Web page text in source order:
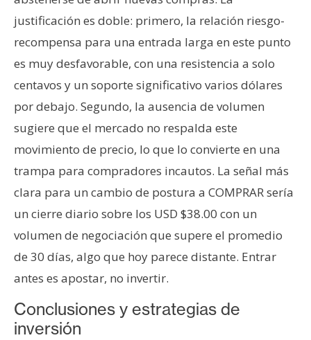
justificación es doble: primero, la relación riesgo-
recompensa para una entrada larga en este punto
es muy desfavorable, con una resistencia a solo
centavos y un soporte significativo varios dólares
por debajo. Segundo, la ausencia de volumen
sugiere que el mercado no respalda este
movimiento de precio, lo que lo convierte en una
trampa para compradores incautos. La señal más
clara para un cambio de postura a COMPRAR sería
un cierre diario sobre los USD $38.00 con un
volumen de negociación que supere el promedio
de 30 días, algo que hoy parece distante. Entrar
antes es apostar, no invertir.
Conclusiones y estrategias de
inversión